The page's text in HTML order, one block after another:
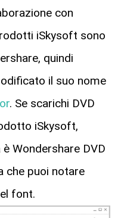
con
iSkysoft sono
quindi
il suo nome
. Se scarichi DVD
iSkysoft,
Wondershare DVD
che puoi notare
font.